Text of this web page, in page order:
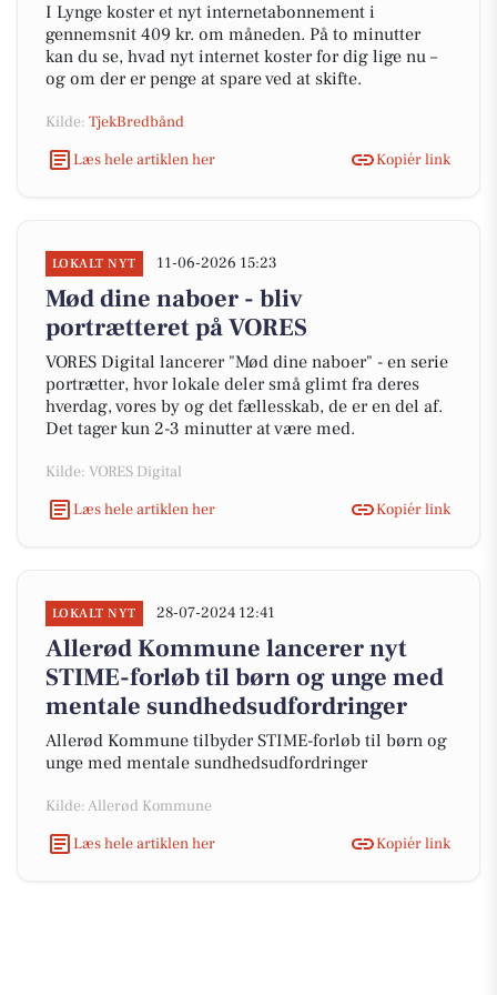
I Lynge koster et nyt internetabonnement i
gennemsnit 409 kr. om måneden. På to minutter
kan du se, hvad nyt internet koster for dig lige nu –
og om der er penge at spare ved at skifte.
Kilde: TjekBredbånd
Læs hele artiklen her
Kopiér link
LOKALT NYT 11-06-2026 15:23
Mød dine naboer - bliv
portrætteret på VORES
VORES Digital lancerer "Mød dine naboer" - en serie
portrætter, hvor lokale deler små glimt fra deres
hverdag, vores by og det fællesskab, de er en del af.
Det tager kun 2-3 minutter at være med.
Kilde: VORES Digital
Læs hele artiklen her
Kopiér link
LOKALT NYT 28-07-2024 12:41
Allerød Kommune lancerer nyt
STIME-forløb til børn og unge med
mentale sundhedsudfordringer
Allerød Kommune tilbyder STIME-forløb til børn og
unge med mentale sundhedsudfordringer
Kilde: Allerød Kommune
Læs hele artiklen her
Kopiér link